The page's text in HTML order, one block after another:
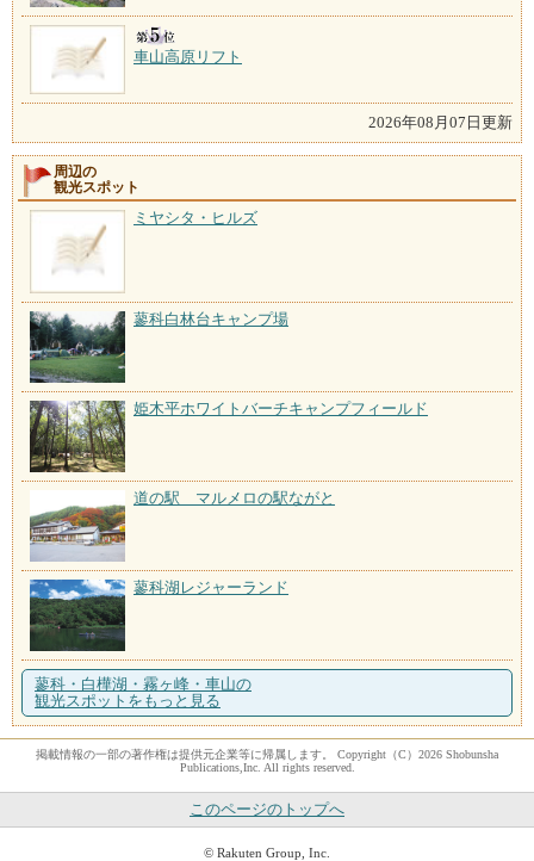
車山高原リフト
2026年08月07日更新
周辺の
観光スポット
ミヤシタ・ヒルズ
蓼科白林台キャンプ場
姫木平ホワイトバーチキャンプフィールド
道の駅 マルメロの駅ながと
蓼科湖レジャーランド
蓼科・白樺湖・霧ヶ峰・車山の
観光スポットをもっと見る
掲載情報の一部の著作権は提供元企業等に帰属します。 Copyright（C）2026 Shobunsha
Publications,Inc. All rights reserved.
このページのトップへ
© Rakuten Group, Inc.